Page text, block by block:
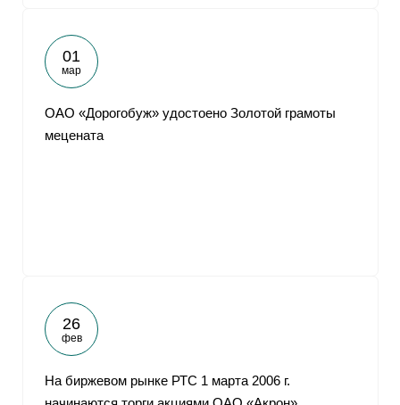
01
мар
ОАО «Дорогобуж» удостоено Золотой грамоты
мецената
26
фев
На биржевом рынке РТС 1 марта 2006 г.